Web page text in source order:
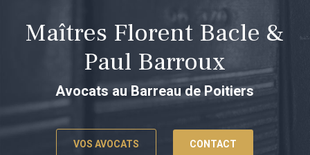
Maîtres Florent Bacle &
Paul Barroux
Avocats au Barreau de Poitiers
VOS AVOCATS CONTACT